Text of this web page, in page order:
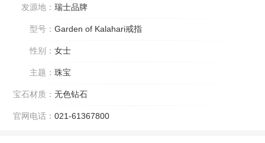
发源地： 瑞士品牌
型号： Garden of Kalahari戒指
性别： 女士
主题： 珠宝
宝石材质： 无色钻石
官网电话： 021-61367800